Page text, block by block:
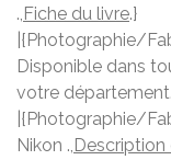
., Fiche du livre.}
|{Photographie/
Disponible dans
votre
|{Photographie/
Nikon ., Description